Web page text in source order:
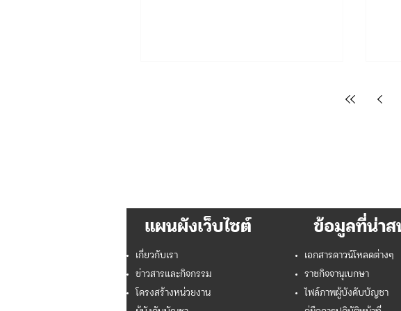
แผนผังเว็บไซต์
เกี่ยวกับเรา
ข่าวสารและกิจกรรม
โครงสร้างหน่วยงาน
ข้อมูลที่น่าส
เอกสารดาวน์โหลดต่างๆ
ราชกิจจานุเบกษา
ไฟล์ภาพผู้บังคับบัญชา